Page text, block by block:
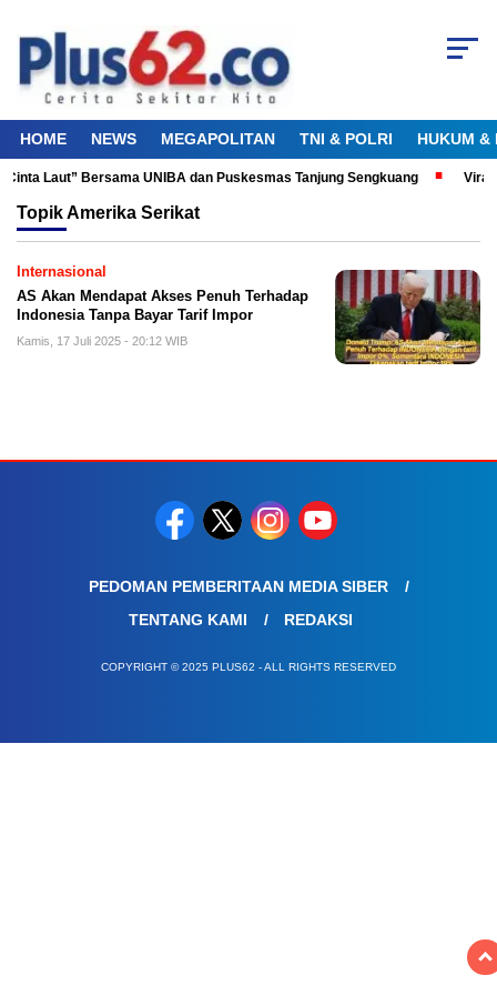
HOME NEWS MEGAPOLITAN TNI & POLRI HUKUM &
Laut” Bersama UNIBA dan Puskesmas Tanjung Sengkuang
TopikAmerika Serikat
Internasional
AS Akan Mendapat Akses Penuh Terhadap
Indonesia Tanpa Bayar Tarif Impor
Kamis, 17 Juli 2025 - 20:12 WIB
PEDOMAN PEMBERITAAN MEDIA SIBER
TENTANG KAMI
REDAKSI
COPYRIGHT © 2025 PLUS62 - ALL RIGHTS RESERVED